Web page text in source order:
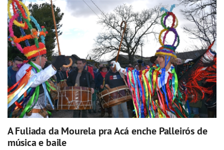
A Fuliada da Mourela pra Acá enche Palleirós de
música e baile